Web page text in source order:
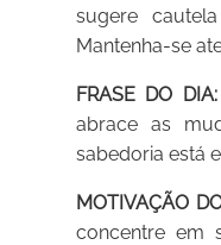
sugere
Mantenha-se
FRASE DO DIA:
abrace as
sabedoria está
MOTIVAÇÃO
concentre em